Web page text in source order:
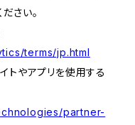
さい。
terms/jp.html
やアプリを使用する
partner-